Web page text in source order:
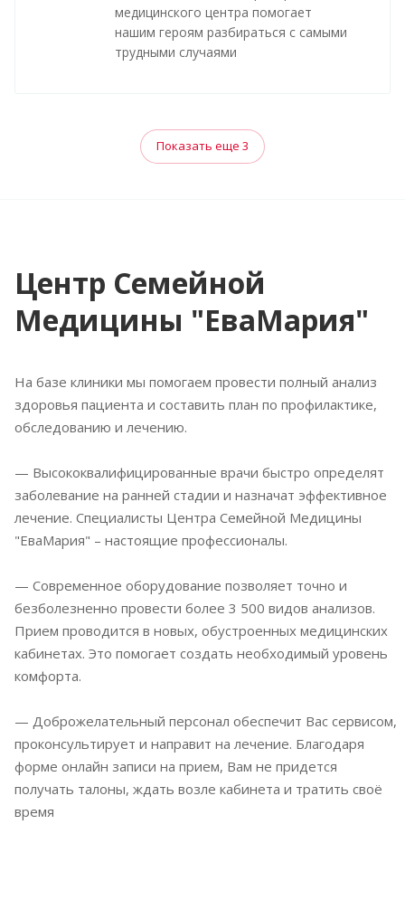
медицинского центра помогает
нашим героям разбираться с самыми
трудными случаями
Показать еще 3
Центр Семейной
Медицины "ЕваМария"
На базе клиники мы помогаем провести полный анализ
здоровья пациента и составить план по профилактике,
обследованию и лечению.
— Высококвалифицированные врачи быстро определят
заболевание на ранней стадии и назначат эффективное
лечение. Специалисты Центра Семейной Медицины
"ЕваМария" – настоящие профессионалы.
— Современное оборудование позволяет точно и
безболезненно провести более 3 500 видов анализов.
Прием проводится в новых, обустроенных медицинских
кабинетах. Это помогает создать необходимый уровень
комфорта.
— Доброжелательный персонал обеспечит Вас сервисом,
проконсультирует и направит на лечение. Благодаря
форме онлайн записи на прием, Вам не придется
получать талоны, ждать возле кабинета и тратить своё
время